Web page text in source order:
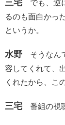
三宅 でも、逆
るのも面白かっ
というか。
水野 そうなん
容してくれて、
くれたから、こ
三宅 番組の視